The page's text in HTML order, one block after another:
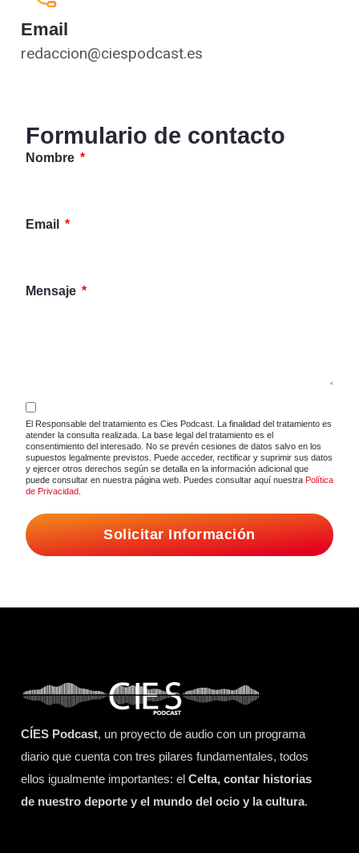
Email
redaccion@ciespodcast.es
Formulario de contacto
Nombre
Email
Mensaje
El Responsable del tratamiento es Cies Podcast. La finalidad del tratamiento es
atender la consulta realizada. La base legal del tratamiento es el
consentimiento del interesado. No se prevén cesiones de datos salvo en los
supuestos legalmente previstos. Puede acceder, rectificar y suprimir sus datos
y ejercer otros derechos según se detalla en la información adicional que
puede consultar en nuestra página web. Puedes consultar aquí nuestra Política
de Privacidad
Solicitar Información
CÍES Podcast, un proyecto de audio con un programa
diario que cuenta con tres pilares fundamentales, todos
ellos igualmente importantes: el Celta, contar historias
de nuestro deporte y el mundo del ocio y la cultura.